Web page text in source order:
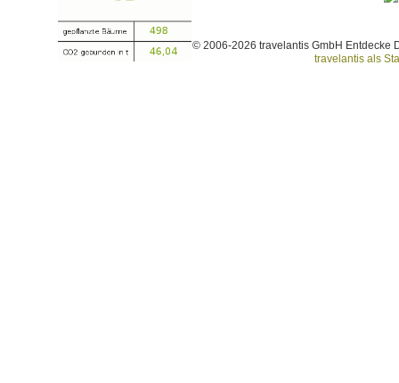
© 2006-2026 travelantis GmbH Entdecke
travelantis als